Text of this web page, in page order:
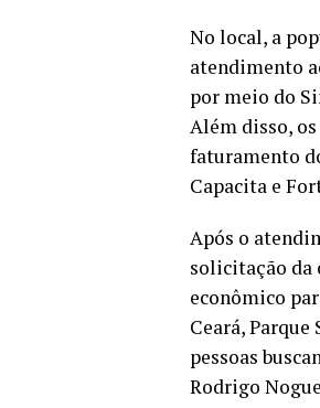
No local, a
atendimento
por meio do
Além disso,
faturamento
Capacita e
Após o
solicitação da
econômico
Ceará,
pessoas
Rodrigo